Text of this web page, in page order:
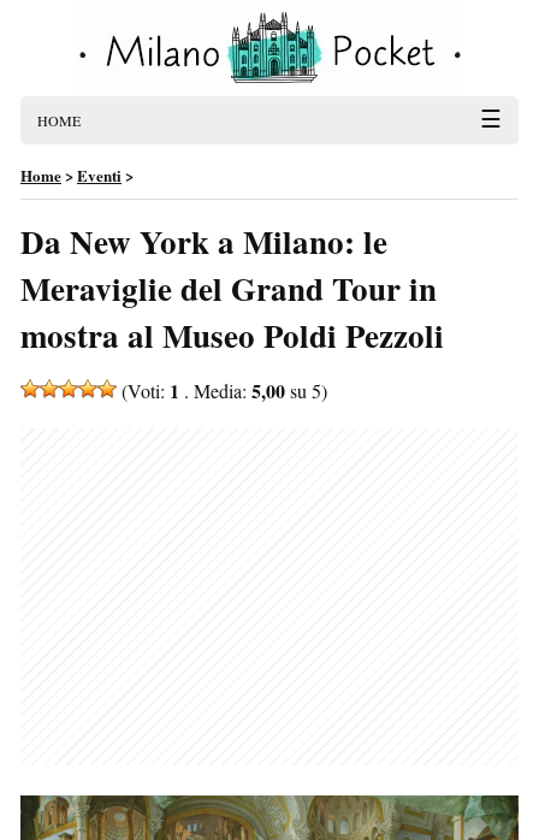
HOME ☰
Home>Eventi>
Da New York a Milano: le
Meraviglie del Grand Tour in
mostra al Museo Poldi Pezzoli
(Voti: 1 . Media: 5,00su 5)